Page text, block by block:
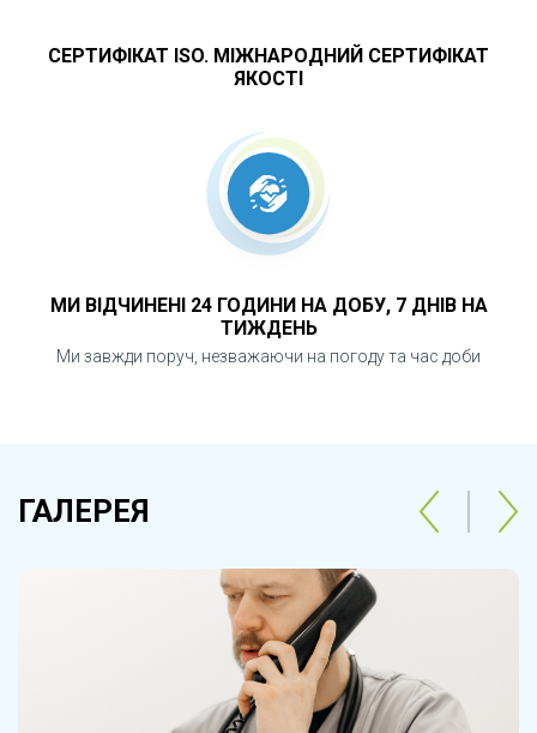
СЕРТИФІКАТ ISO. МІЖНАРОДНИЙ СЕРТИФІКАТ
ЯКОСТІ
МИ ВІДЧИНЕНІ 24 ГОДИНИ НА ДОБУ, 7 ДНІВ НА
ТИЖДЕНЬ
Ми завжди поруч, незважаючи на погоду та час доби
ГАЛЕРЕЯ